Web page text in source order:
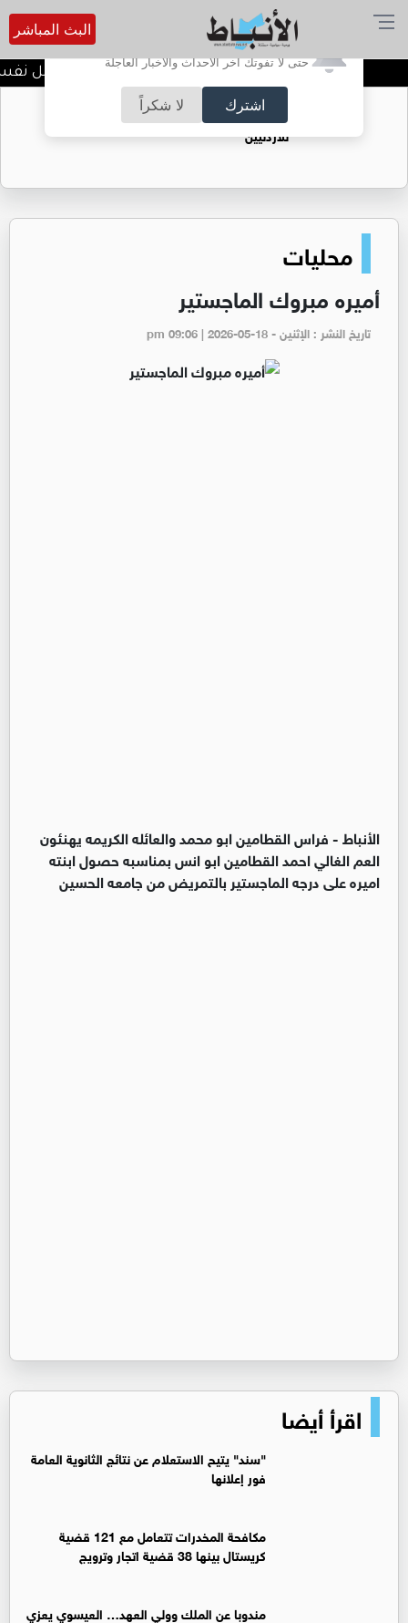
أترغب في تفعيل الإشعارات؟
حتى لا تفوتك آخر الأحداث والأخبار العاجلة
اشترك لا شكراً
البث المباشر
الضحك وقت الأزمات.. خلل نفسي
حقل الريشة حين يتحول الغاز إلى فرص عمل
للأردنيين
محليات
أميره مبروك الماجستير
تاريخ النشر : الإثنين - pm 09:06 | 2026-05-18
الأنباط -فراس القطامين ابو محمد والعائله الكريمه يهنئون
العم الغالي احمد القطامين ابو انس بمناسبه حصول ابنته
اميره على درجه الماجستير بالتمريض من جامعه الحسين
اقرأ أيضا
"سند" يتيح الاستعلام عن نتائج الثانوية العامة
فور إعلانها
مكافحة المخدرات تتعامل مع 121 قضية
كريستال بينها 38 قضية اتجار وترويج
مندوبا عن الملك وولي العهد… العيسوي يعزي